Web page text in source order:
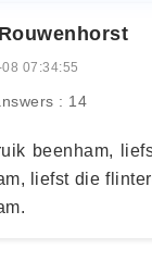
07:34:55
: 14
beenham,
liefst die